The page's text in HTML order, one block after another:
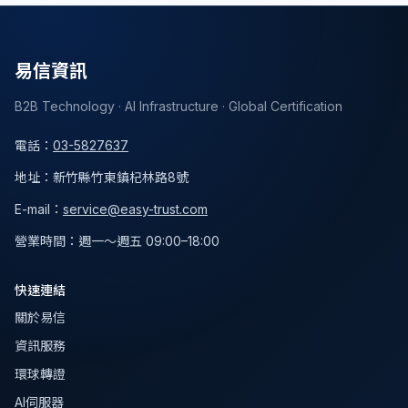
易信資訊
B2B Technology · AI Infrastructure · Global Certification
電話 ： 03-5827637
地址 ： 新竹縣竹東鎮杞林路8號
E-mail： service@easy-trust.com
營業時間 ： 週一～週五 09:00–18:00
快速連結
關於易信
資訊服務
環球轉證
AI伺服器